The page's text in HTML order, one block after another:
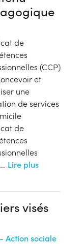
de
(CCP)
et
une
de services
de
... Lire plus
visés
- Action sociale